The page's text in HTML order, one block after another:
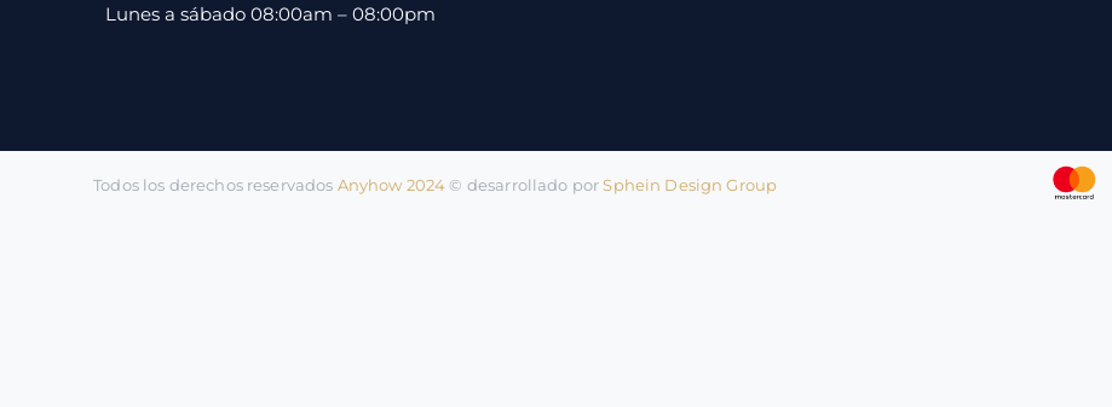
Lunes a sábado 08:00am – 08:00pm
Todos los derechos reservados Anyhow 2024©️ desarrollado porSphein Design Group